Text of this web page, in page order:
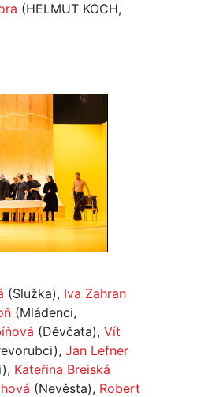
(HELMUT KOCH,
(Služka), Iva Zahran
(Mládenci,
(Děvčata), Vít
Jan Lefner
Kateřina Breiská
(Nevěsta), Robert